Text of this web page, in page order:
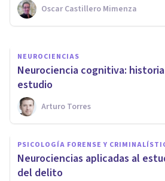
Oscar Castillero Mimenza
Andrés Carrillo
NEUROCIENCIAS
Neurociencia cognitiva:
estudio
Arturo Torres
PSICOLOGÍA FORENSE Y
​Neurociencias aplicadas al
del delito